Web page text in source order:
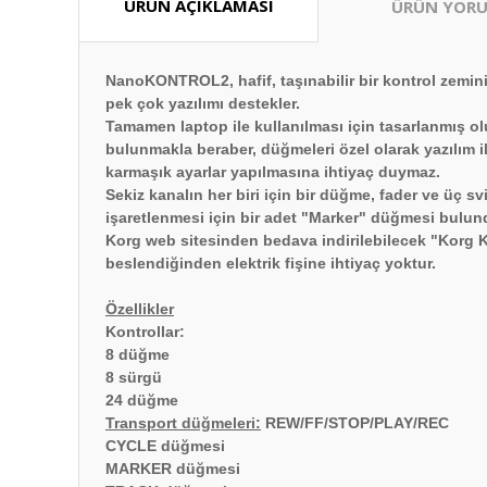
ÜRÜN AÇIKLAMASI ÜRÜN
NanoKONTROL2, hafif, taşınabilir bir kontrol
pek çok yazılımı destekler.
Tamamen laptop ile kullanılması için tasarlanmış
bulunmakla beraber, düğmeleri özel olarak yazılım
karmaşık ayarlar yapılmasına ihtiyaç duymaz.
Sekiz kanalın her biri için bir düğme, fader ve üç
işaretlenmesi için bir adet "Marker" düğmesi
Korg web sitesinden bedava indirilebilecek "Korg
beslendiğinden elektrik fişine ihtiyaç yoktur.
Özellikler
Kontrollar:
8 düğme
8 sürgü
24 düğme
Transport düğmeleri: REW/FF/STOP/PLAY/REC
CYCLE düğmesi
MARKER düğmesi